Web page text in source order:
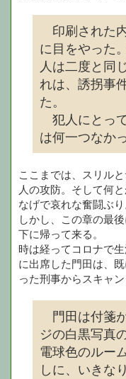
印刷された
に目をやった
人は二度と同
れは、誘拐事
た。
犯人にとっ
は何一つなか
ここまでは、スリル
人の攻防。そして何
なげで哀れな奮闘ぶり
しかし、この章の最
下に帰って来る。
時は経ってコロナで
に出席した門田は、
った刑事からスキャ
門田は付箋
ジの白黒写真
電球色のルー
しに、いきな